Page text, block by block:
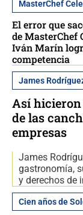
MasterChef
El error que
de MasterChef
Iván Marín
competencia
James
Así
de las
empresas
James
gastronomía,
y derechos de
Cien años de